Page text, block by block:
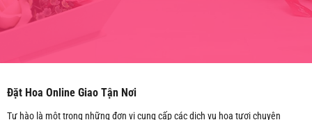
Đặt Hoa Online Giao Tận Nơi
Tự hào là một trong những đơn vị cung cấp các dịch vụ hoa tươi chuyên